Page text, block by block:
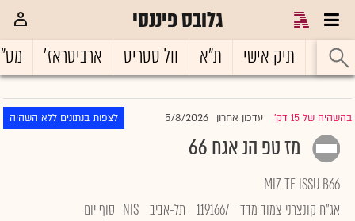
גלובס פיננסי
ראשי תיק אישי ת"א וול סטריט ארביטראז'
בהשהיה של 15 דק' |עדכון אחרון 5/8/2026 לצפות בנתונים ללא השהיה
מז טפ הנ אגח 66
MIZ TF ISSU B66
אג"ח קונצרני צמוד מדד 1191667 תל-אביב NIS סוף יום